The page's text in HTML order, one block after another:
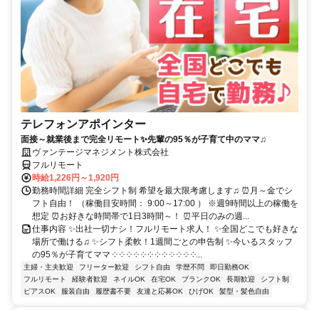
テレフォンアポインター
面接～就業後まで完全リモート✨先輩の95％が子育て中のママ♫
ヴァンテージマネジメント株式会社
フルリモート
時給1,226円～1,920円
勤務時間詳細 完全シフト制 希望を最大限考慮します♫ ⏰月～金でシ
フト自由！ （稼働目安時間： 9:00～17:00 ） ※週9時間以上の稼働を
想定 ⏰お好きな時間帯で1日3時間～！ ⏰平日のみの週...
仕事内容 ✨出社一切ナシ！フルリモート求人！ ✨全国どこでも好きな
場所で働ける♫ ✨シフト柔軟！1週間ごとの申告制 ✨今いるスタッフ
の95％が子育てママ ༶ ༶ ༶ ༶ ༶ ༶ ༶ ༶ ༶ ༶ ༶ ༶...
主婦・主夫歓迎 フリーター歓迎 シフト自由 学歴不問
即日勤務OK
フルリモート
経験者歓迎 ネイルOK 在宅OK ブランクOK 長期歓迎
シフト制
ピアスOK
服装自由 履歴書不要 友達と応募OK ひげOK 髪型・髪色自由